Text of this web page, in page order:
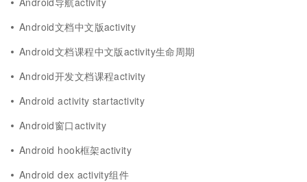
Android文档中文版activity
Android文档课程中文版activity生命周期
Android开发文档课程activity
Android activity startactivity
Android窗口activity
Android hook框架activity
Android dex activity组件